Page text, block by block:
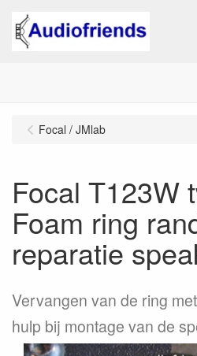
Focal / JMlab
Focal T123W
Foam ring
reparatie
Vervangen van de ring
hulp bij montage van de